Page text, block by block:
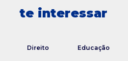
te interessar
Direito Educação